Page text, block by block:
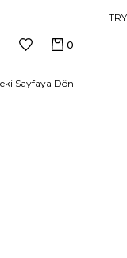
TRY
0
Sayfaya Dön